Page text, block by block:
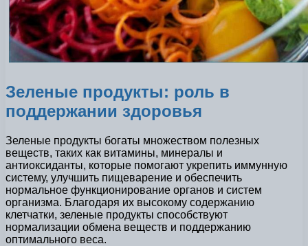
Зеленые продукты: роль в
поддержании здоровья
Зеленые продукты богаты множеством полезных
веществ, таких как витамины, минералы и
антиоксиданты, которые помогают укрепить иммунную
систему, улучшить пищеварение и обеспечить
нормальное функционирование органов и систем
организма. Благодаря их высокому содержанию
клетчатки, зеленые продукты способствуют
нормализации обмена веществ и поддержанию
оптимального веса.